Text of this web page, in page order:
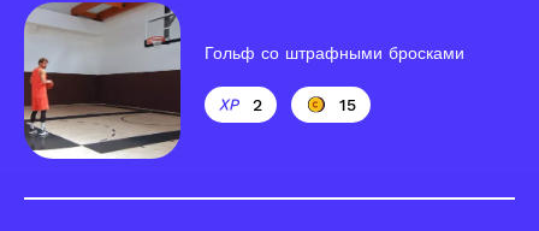
Гольф со штрафными бросками
2 15